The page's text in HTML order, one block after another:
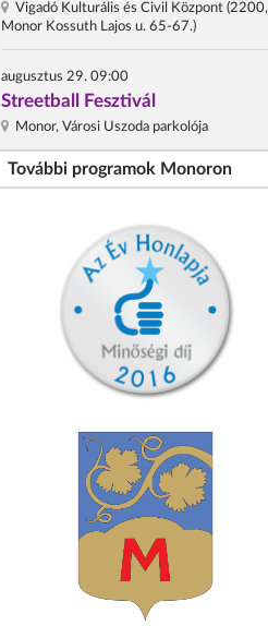
Vigadó Kulturális és Civil Központ (2200,
Monor Kossuth Lajos u. 65-67.)
augusztus 29. 09:00
Streetball Fesztivál
Monor, Városi Uszoda parkolója
További programok Monoron